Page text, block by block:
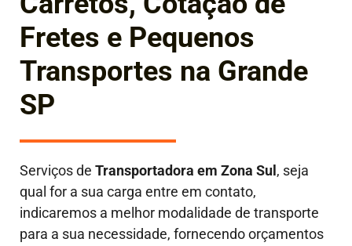
Fretes e Pequenos
Transportes na Grande
SP
Serviços de Transportadora em Zona Sul , seja
qual for a sua carga entre em contato,
indicaremos a melhor modalidade de transporte
para a sua necessidade, fornecendo orçamentos